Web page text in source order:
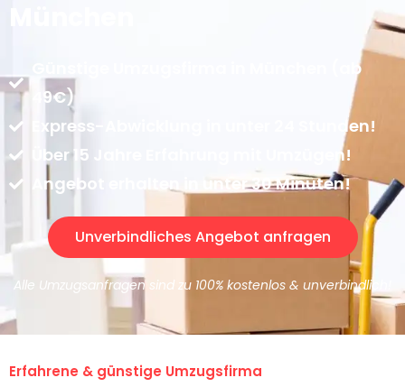
Günstige Umzugsfirma in München (ab
49€)
Express-Abwicklung in unter 24 Stunden!
Über 15 Jahre Erfahrung mit Umzügen!
Angebot erhalten in unter 30 Minuten!
Unverbindliches Angebot anfragen
Alle Umzugsanfragen sind zu 100% kostenlos & unverbindlich!
Erfahrene & günstige Umzugsfirma